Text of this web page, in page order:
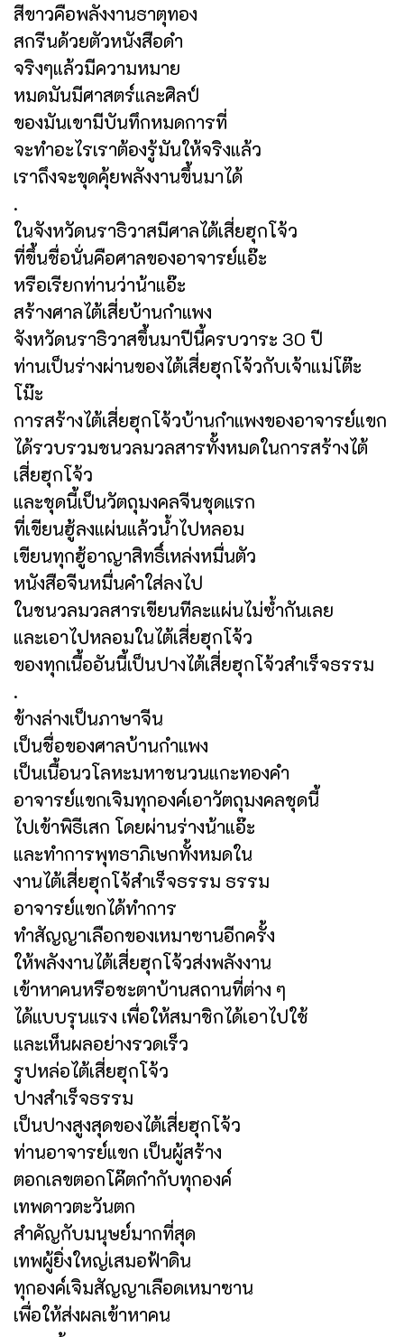
สีขาวคือพลังงานธาตุทอง
สกรีนด้วยตัวหนังสือดำ
จริงๆแล้วมีความหมาย
หมดมันมีศาสตร์และศิลป์
ของมันเขามีบันทึกหมดการที่
จะทำอะไรเราต้องรู้มันให้จริงแล้ว
เราถึงจะขุดคุ้ยพลังงานขึ้นมาได้
.
ในจังหวัดนราธิวาสมีศาลไต้เสี่ยฮุกโจ้ว
ที่ขึ้นชื่อนั่นคือศาลของอาจารย์แอ๊ะ
หรือเรียกท่านว่าน้าแอ๊ะ
สร้างศาลไต้เสี่ยบ้านกำแพง
จังหวัดนราธิวาสขึ้นมาปีนี้ครบวาระ 30 ปี
ท่านเป็นร่างผ่านของไต้เสี่ยฮุกโจ้วกับเจ้าแม่โต๊ะ
โม๊ะ
การสร้างไต้เสี่ยฮุกโจ้วบ้านกำแพงของอาจารย์แขก
ได้รวบรวมชนวลมวลสารทั้งหมดในการสร้างไต้
เสี่ยฮุกโจ้ว
และชุดนี้เป็นวัตถุมงคลจีนชุดแรก
ที่เขียนฮู้ลงแผ่นแล้วน้ำไปหลอม
เขียนทุกฮู้อาญาสิทธิ์เหล่งหมื่นตัว
หนังสือจีนหมื่นคำใส่ลงไป
ในชนวลมวลสารเขียนทีละแผ่นไม่ซ้ำกันเลย
และเอาไปหลอมในไต้เสี่ยฮุกโจ้ว
ของทุกเนื้ออันนี้เป็นปางไต้เสี่ยฮุกโจ้วสำเร็จธรรม
.
ข้างล่างเป็นภาษาจีน
เป็นชื่อของศาลบ้านกำแพง
เป็นเนื้อนวโลหะมหาชนวนแกะทองคำ
อาจารย์แขกเจิมทุกองค์เอาวัตถุมงคลชุดนี้
ไปเข้าพิธีเสก โดยผ่านร่างน้าแอ๊ะ
และทำการพุทธาภิเษกทั้งหมดใน
งานไต้เสี่ยฮุกโจ้สำเร็จธรรม ธรรม
อาจารย์แขกได้ทำการ
ทำสัญญาเลือกของเหมาซานอีกครั้ง
ให้พลังงานไต้เสี่ยฮุกโจ้วส่งพลังงาน
เข้าหาคนหรือชะตาบ้านสถานที่ต่าง ๆ
ได้แบบรุนแรง เพื่อให้สมาชิกได้เอาไปใช้
และเห็นผลอย่างรวดเร็ว
รูปหล่อไต้เสี่ยฮุกโจ้ว
ปางสำเร็จธรรม
เป็นปางสูงสุดของไต้เสี่ยฮุกโจ้ว
ท่านอาจารย์แขก เป็นผู้สร้าง
ตอกเลขตอกโค๊ตกำกับทุกองค์
เทพดาวตะวันตก
สำคัญกับมนุษย์มากที่สุด
เทพผู้ยิ่งใหญ่เสมอฟ้าดิน
ทุกองค์เจิมสัญญาเลือดเหมาซาน
เพื่อให้ส่งผลเข้าหาคน